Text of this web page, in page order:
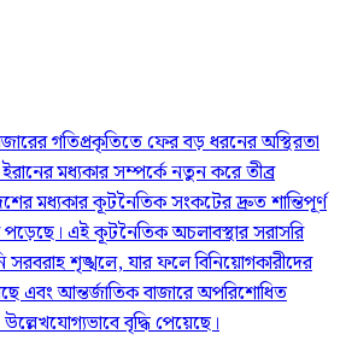
গতিপ্রকৃতিতে ফের বড় ধরনের অস্থিরতা
ইরানের মধ্যকার সম্পর্কে নতুন করে তীব্র
মধ্যকার কূটনৈতিক সংকটের দ্রুত শান্তিপূর্ণ
এই কূটনৈতিক অচলাবস্থার সরাসরি
সরবরাহ শৃঙ্খলে, যার ফলে বিনিয়োগকারীদের
এবং আন্তর্জাতিক বাজারে অপরিশোধিত
বৃদ্ধি পেয়েছে।